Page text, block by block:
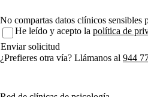
No compartas datos clínicos sensibles
He leído y acepto la política de
Enviar solicitud
¿Prefieres otra vía? Llámanos al 944